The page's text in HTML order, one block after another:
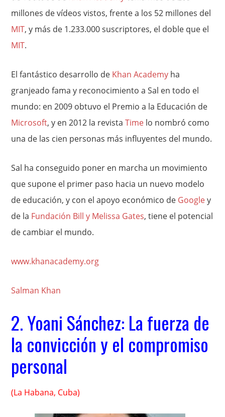
millones de vídeos vistos, frente a los 52 millones del
MIT, y más de 1.233.000 suscriptores, el doble que el
MIT.
El fantástico desarrollo de Khan Academy ha
granjeado fama y reconocimiento a Sal en todo el
mundo: en 2009 obtuvo el Premio a la Educación de
Microsoft, y en 2012 la revistaTime lo nombró como
una de las cien personas más influyentes del mundo.
Sal ha conseguido poner en marcha un movimiento
que supone el primer paso hacia un nuevo modelo
de educación, y con el apoyo económico de Googley
de la Fundación Bill y Melissa Gates, tiene el potencial
de cambiar el mundo.
www.khanacademy.org
Salman Khan
2. Yoani Sánchez: La fuerza de
la convicción y el compromiso
personal
(La Habana, Cuba)